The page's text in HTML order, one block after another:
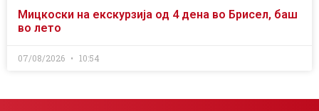
Мицкоски на екскурзија од 4 дена во Брисел, баш
во лето
07/08/2026 10:54